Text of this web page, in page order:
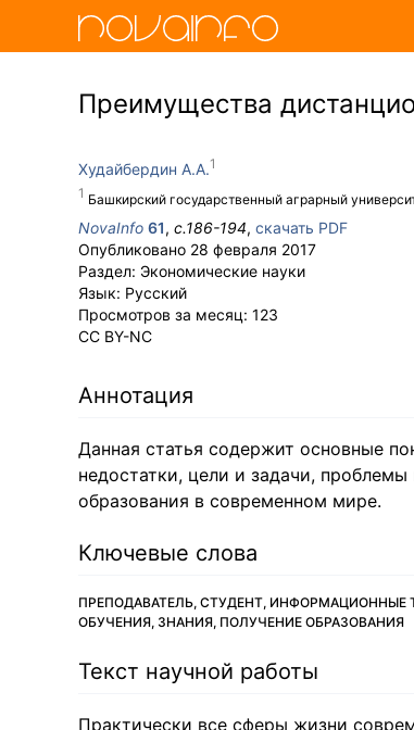
Преимущества
Худайбердин А.А.
Башкирский государственный аграрный
NovaInfo 61, с.186-194, скачать PDF
Опубликовано 28 февраля 2017
Раздел: Экономические науки
Язык: Русский
Просмотров за месяц: 123
CC BY-NC
Аннотация
Данная статья содержит основные
недостатки, цели и задачи,
образования в современном мире.
Ключевые слова
ПРЕПОДАВАТЕЛЬ, СТУДЕНТ, ИНФОРМАЦИОННЫЕ
ОБУЧЕНИЯ, ЗНАНИЯ, ПОЛУЧЕНИЕ ОБРАЗОВАНИЯ
Текст научной работы
Практически все сферы жизни